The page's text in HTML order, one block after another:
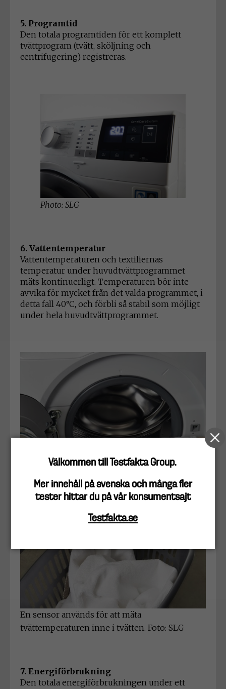
5. Programtid
Den totala programtiden för ett komplett
tvättprogram (tvätt, sköljning och
centrifugering) registreras.
Photo: SLG
6. Vattentemperatur
Vattentemperaturen och textiliernas
temperatur under huvudtvättprogrammet
mäts kontinuerligt. Temperaturen bör inte
avvika för mycket från det valda programmet, i
detta fall 40°C, och förbli så stabil som möjligt
under hela huvudtvättprogrammet.
En sensor används för att mäta
tvättemperaturen inne i tvätten. Foto: SLG
7. Energiförbrukning
Den totala energiförbrukningen under ett
Välkommen till Testfakta Group.
Mer innehåll på svenska och många fler
tester hittar du på vår konsumentsajt
Testfakta.se